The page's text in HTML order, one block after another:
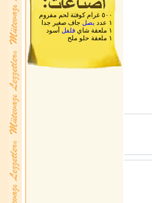
٥٠٠ غرام كوفتة لحم مفروم
١ عدد
بصل جاف صغير جدا
١ ملعقة شاي
فلفل أسود
١ ملعقة حلو ملح